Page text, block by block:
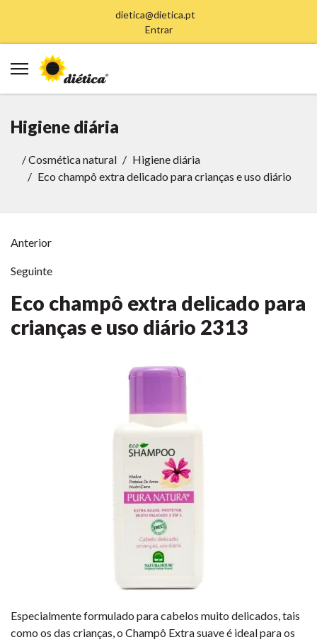
dietica@dietica.pt
Entrar
Higiene diária
/Cosmética natural
Higiene diária
Eco champô extra delicado para crianças e uso diário
Anterior
Seguinte
Eco champô extra delicado para
crianças e uso diário 2313
Especialmente formulado para cabelos muito delicados, tais
como os das crianças, o Champô Extra suave é ideal para os